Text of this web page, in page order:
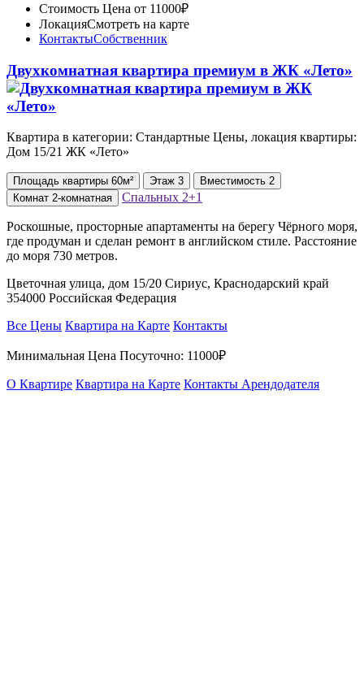
Стоимость Цена от 11000₽
ЛокацияСмотреть на карте
КонтактыСобственник
Двухкомнатная квартира премиум в ЖК «Лето»
Квартира в категории: Стандартные Цены, локация квартиры:
Дом 15/21 ЖК «Лето»
Площадь квартиры 60м² Этаж 3 Вместимость 2
Комнат 2-комнатная Спальных 2+1
Роскошные, просторные апартаменты на берегу Чёрного моря,
где продуман и сделан ремонт в английском стиле. Расстояние
до моря 730 метров.
Цветочная улица, дом 15/20 Сириус, Краснодарский край
354000 Российская Федерация
Все Цены Квартира на Карте Контакты
Минимальная Цена Посуточно: 11000₽
О Квартире Квартира на Карте Контакты Арендодателя